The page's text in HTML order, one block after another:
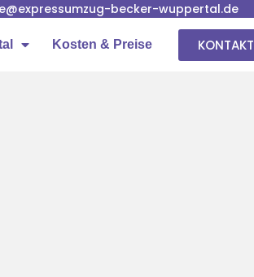
becker-wuppertal.de
Kosten & Preise KONTAKT